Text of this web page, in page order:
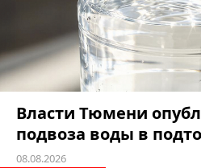
Власти Тюмени
подвоза воды в
08.08.2026